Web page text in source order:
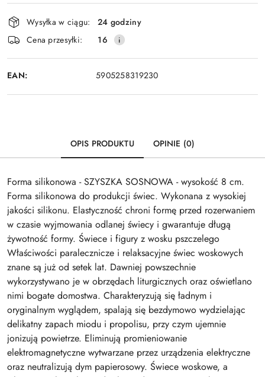
Wyślij
Dostępność
i
dostawa
Wysyłka w ciągu:
24 godziny
Cena przesyłki:
16
EAN: 5905258319230
OPIS PRODUKTU OPINIE (0)
Forma silikonowa - SZYSZKA SOSNOWA - wysokość 8 cm.
Forma silikonowa do produkcji świec. Wykonana z wysokiej
jakości silikonu. Elastyczność chroni formę przed rozerwaniem
w czasie wyjmowania odlanej świecy i gwarantuje długą
żywotność formy. Świece i figury z wosku pszczelego
Właściwości paralecznicze i relaksacyjne świec woskowych
znane są już od setek lat. Dawniej powszechnie
wykorzystywano je w obrzędach liturgicznych oraz oświetlano
nimi bogate domostwa. Charakteryzują się ładnym i
oryginalnym wyglądem, spalają się bezdymowo wydzielając
delikatny zapach miodu i propolisu, przy czym ujemnie
jonizują powietrze. Eliminują promieniowanie
elektromagnetyczne wytwarzane przez urządzenia elektryczne
oraz neutralizują dym papierosowy. Świece woskowe, a